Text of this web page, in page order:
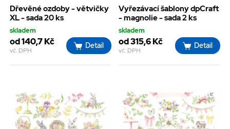
Dřevěné ozdoby - větvičky
XL - sada 20 ks
skladem
od 140,7 Kč
vč. DPH
Detail
Vyřezávací šablony dpCraft
- magnolie - sada 2 ks
skladem
od 315,6 Kč
vč. DPH
Detail